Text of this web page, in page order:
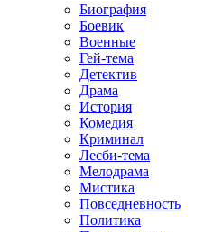
Биография
Боевик
Военные
Гей-тема
Детектив
Драма
История
Комедия
Криминал
Лесби-тема
Мелодрама
Мистика
Повседневность
Политика